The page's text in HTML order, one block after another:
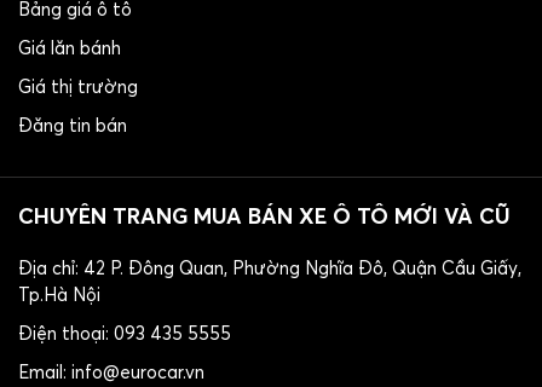
Bảng giá ô tô
Giá lăn bánh
Giá thị trường
Đăng tin bán
CHUYÊN TRANG MUA BÁN XE Ô TÔ MỚI VÀ CŨ
Địa chỉ: 42 P. Đông Quan, Phường Nghĩa Đô, Quận Cầu Giấy,
Tp.Hà Nội
​Điện thoại: 093 435 5555
Email: info@eurocar.vn